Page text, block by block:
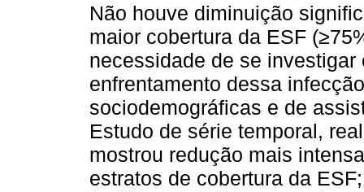
Não houve diminuição
maior cobertura da ESF
necessidade de se
enfrentamento dessa
sociodemográficas e de
Estudo de série temporal,
mostrou redução mais
estratos de cobertura da